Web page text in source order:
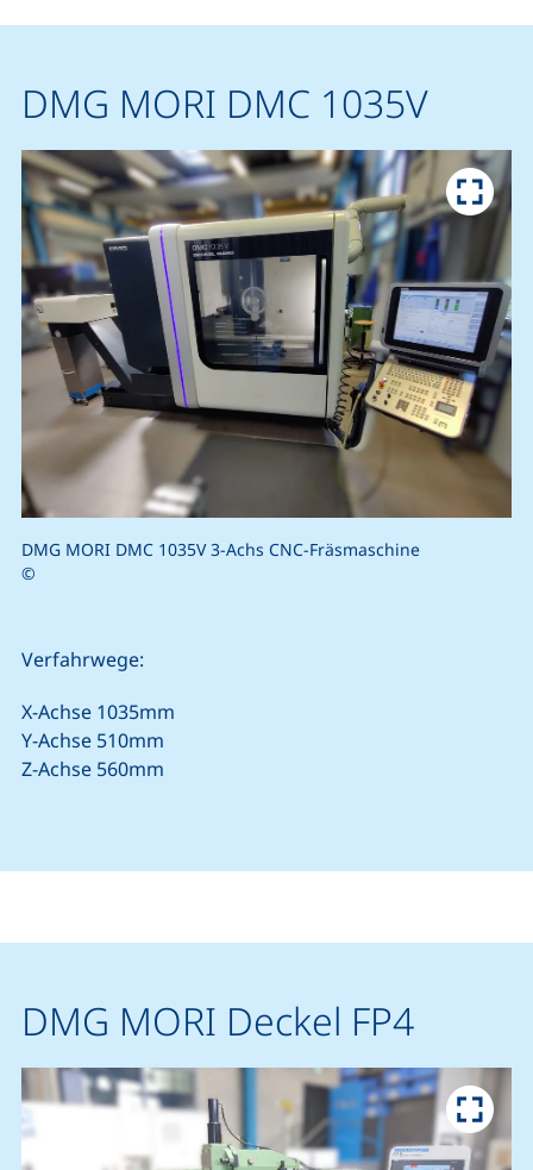
DMG MORI DMC 1035V
DMG MORI DMC 1035V 3-Achs CNC-Fräsmaschine
©
Verfahrwege:
X-Achse 1035mm
Y-Achse 510mm
Z-Achse 560mm
DMG MORI Deckel FP4